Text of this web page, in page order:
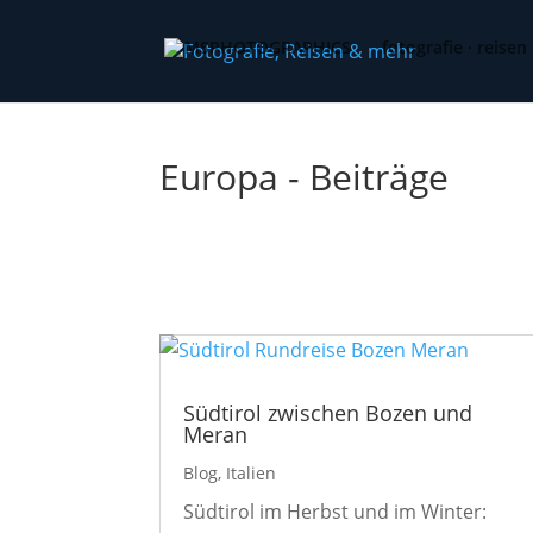
MSPHOTOGRAPHICS fotografie · reisen
Europa - Beiträge
Südtirol zwischen Bozen und
Meran
Blog, Italien
Südtirol im Herbst und im Winter: